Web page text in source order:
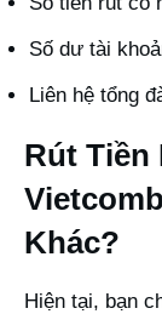
Số dư tài
Liên hệ tổng
Rút Tiền
Khác?
Hiện tại, bạn